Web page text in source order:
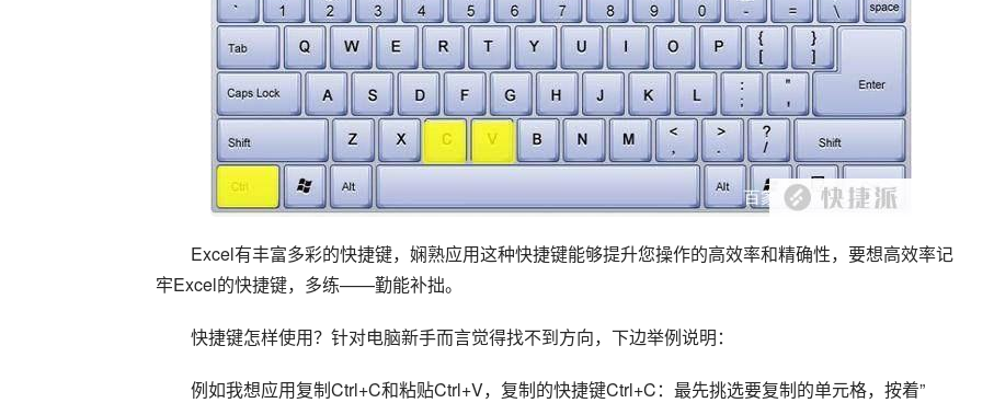
Excel有丰富多彩的快捷键，娴熟应用这种快捷键能够提升您操作的高效率和精确性，要想高效率记
牢Excel的快捷键，多练——勤能补拙。
快捷键怎样使用？针对电脑新手而言觉得找不到方向，下边举例说明：
例如我想应用复制Ctrl+C和粘贴Ctrl+V，复制的快捷键Ctrl+C：最先挑选要复制的单元格，按着”